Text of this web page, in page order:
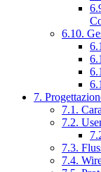
6.10.
7.
7.1.
7.2.
7.3.
7.4.